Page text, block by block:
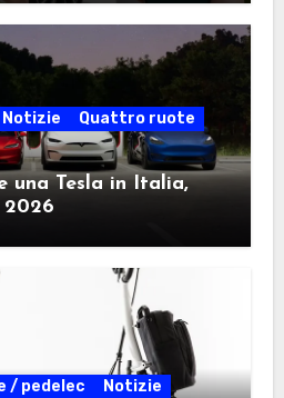
Notizie
Quattro ruote
una Tesla in Italia,
2026
/ pedelec Notizie